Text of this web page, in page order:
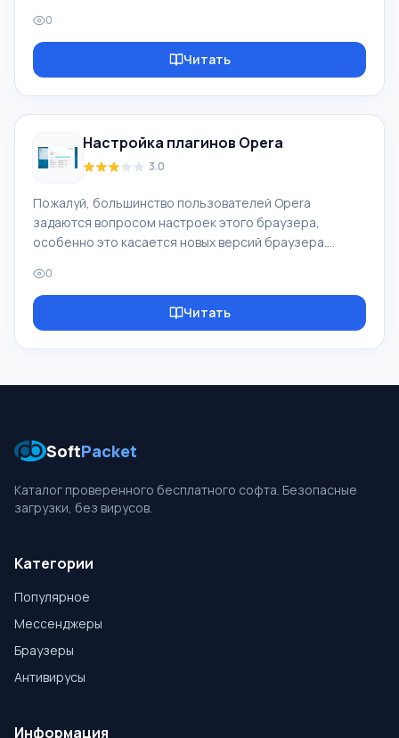
подразделяется на "Свои вкладки" и "Копилка" (иными
словами "Фавориты"). Очень интересные функции, не
так ли? Впервые бесплатный браузер Opera ввела
"Рекомендации", находящийся такж
0
Читать
Настройка плагинов Opera
3.0
Пожалуй, большинство пользователей Opera
задаются вопросом настроек этого браузера,
особенно это касается новых версий браузера.
браузере Opera. Начнем с определения "Плагин".
Плагин - это вспомогательные элементы браузера,
которые расширяют его функционал и позволяют
0
Читать
SoftPacket
Каталог проверенного бесплатного софта. Безопасные
загрузки, без вирусов.
Категории
Популярное
Мессенджеры
Браузеры
Антивирусы
Информация